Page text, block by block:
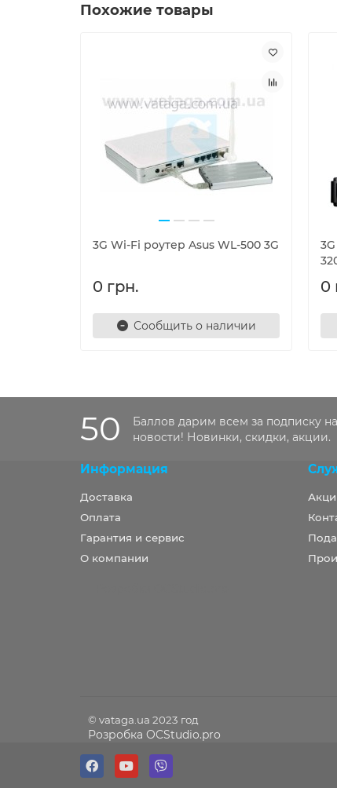
Похожие товары
3G Wi-Fi роутер Asus WL-500 3G
0 грн.
Сообщить о наличии
0
50
Баллов дарим всем за подписку на
новости! Новинки, скидки, акции.
Информация
Доставка
Оплата
Гарантия и сервис
О компании
© vataga.ua 2023 год
Розробка OCStudio.pro